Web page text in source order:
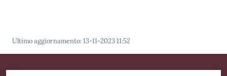
Vivere
Reggio
Ultimo aggiornamento:13-11-2023 11:52